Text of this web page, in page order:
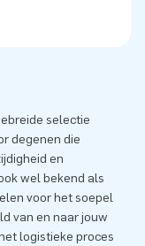
selectie
degenen die
en
wel bekend als
voor het soepel
van en naar jouw
logistieke proces